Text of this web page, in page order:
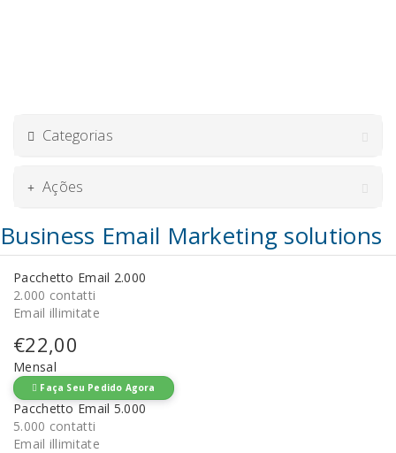
Categorias
Ações
Business Email Marketing solutions
Pacchetto Email 2.000
2.000 contatti
Email illimitate
€22,00
Mensal
Faça Seu Pedido Agora
Pacchetto Email 5.000
5.000 contatti
Email illimitate